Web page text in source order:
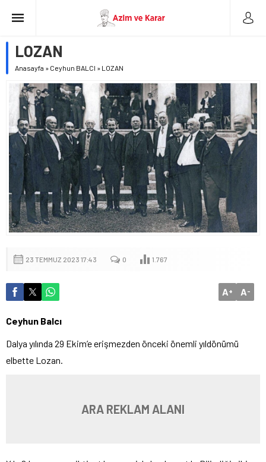
LOZAN
Anasayfa » Ceyhun BALCI » LOZAN
23 TEMMUZ 2023 17:43 0 1.767
A+ A-
Ceyhun Balcı
Dalya yılında 29 Ekim’e erişmezden önceki önemli yıldönümü
elbette Lozan.
ARA REKLAM ALANI